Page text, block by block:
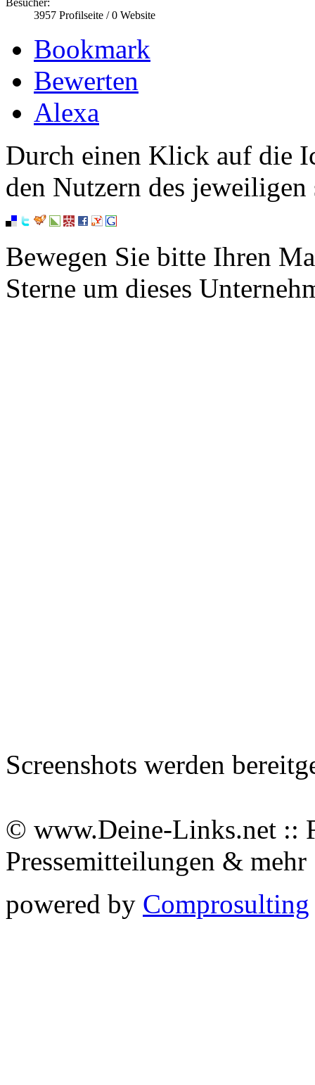
3957 Profilseite /0 Website
Bookmark
Bewerten
Alexa
Durch einen Klick auf die
den Nutzern des
Bewegen Sie bitte Ihren
Sterne um dieses
Screenshots werden
© www.Deine-Links.net ::
Pressemitteilungen &
powered by Comprosulting